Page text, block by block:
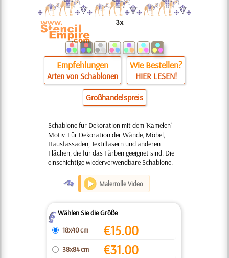
Empfehlungen
Arten von Schablonen
Wie Bestellen?
HIER LESEN!
Großhandelspreis
Schablone für Dekoration mit dem 'Kamelen'-
Motiv. Für Dekoration der Wände, Möbel,
Hausfassaden, Textilfasern und anderen
Flächen, die für das Färben geeignet sind. Die
einschichtige wiederverwendbare Schablone.
O Malerrolle Video
ZWählen Sie die Größe
18x40 cm
€15.00
38x84 cm €31.00